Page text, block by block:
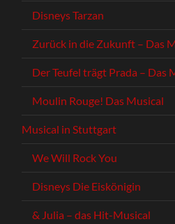
Disneys Tarzan
Zurück in die Zukunft – Das
Der Teufel trägt Prada – Das
Moulin Rouge! Das Musical
Musical in Stuttgart
We Will Rock You
Disneys Die Eiskönigin
& Julia – das Hit-Musical